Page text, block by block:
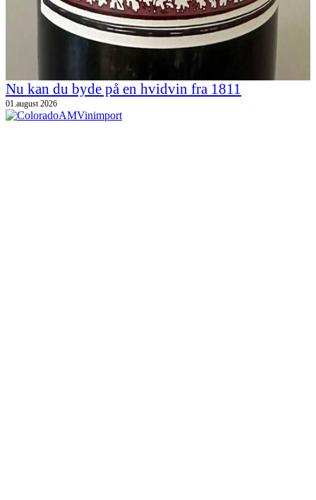
Nu kan du byde på en hvidvin fra 1811
01.august 2026